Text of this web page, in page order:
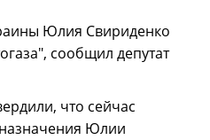
Юлия Свириденко
сообщил депутат
что сейчас
Юлии